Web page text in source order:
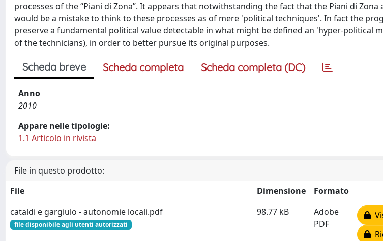
processes of the “Piani di Zona”. It appears that notwithstanding the fact that the Piani di Zona
would be a mistake to think to these processes as of mere 'political techniques'. In fact the
preserve a fundamental political value detectable in what might be defined an 'hyper-political
of the technicians), in order to better pursue its original purposes.
Scheda breve Scheda completa Scheda completa (DC)
Anno
2010
Appare nelle tipologie:
1.1 Articolo in rivista
File in questo prodotto:
File
Dimensione
Formato
cataldi e gargiulo - autonomie locali.pdf
file disponibile agli utenti autorizzati
98.77 kB
Adobe
PDF